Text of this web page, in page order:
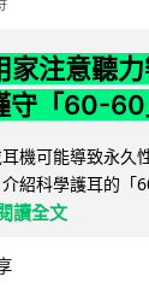
注意聽
守「60-
機可能導致永久
紹科學護耳的「
讀全文